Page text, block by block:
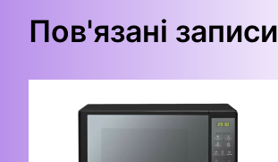
Пов'язані записи